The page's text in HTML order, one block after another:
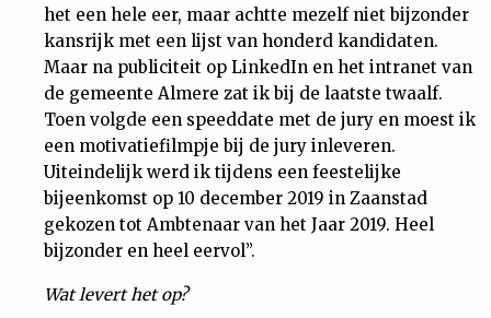
het een hele eer, maar achtte mezelf niet bijzonder
kansrijk met een lijst van honderd kandidaten.
Maar na publiciteit op LinkedIn en het intranet van
de gemeente Almere zat ik bij de laatste twaalf.
Toen volgde een speeddate met de jury en moest ik
een motivatiefilmpje bij de jury inleveren.
Uiteindelijk werd ik tijdens een feestelijke
bijeenkomst op 10 december 2019 in Zaanstad
gekozen tot Ambtenaar van het Jaar 2019. Heel
bijzonder en heel eervol”.
Wat levert het op?